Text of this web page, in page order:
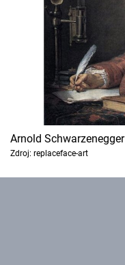
Arnold Schwarzenegger
Zdroj: replaceface-art